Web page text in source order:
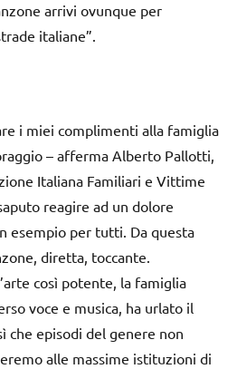
arrivi ovunque per
italiane”.
i miei complimenti alla famiglia
– afferma Alberto Pallotti,
Italiana Familiari e Vittime
reagire ad un dolore
esempio per tutti. Da questa
diretta, toccante.
così potente, la famiglia
voce e musica, ha urlato il
che episodi del genere non
alle massime istituzioni di